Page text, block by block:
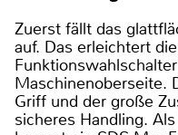
Zuerst fällt das
auf. Das erleichtert
Maschinenoberseite.
Griff und der große
sicheres Handling.